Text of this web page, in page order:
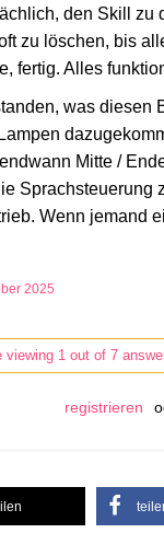
den Skill
zu löschen, bis
fertig. Alles
was
Mitte /
Wenn jemand
2025
viewing 1 out of 7
registrieren